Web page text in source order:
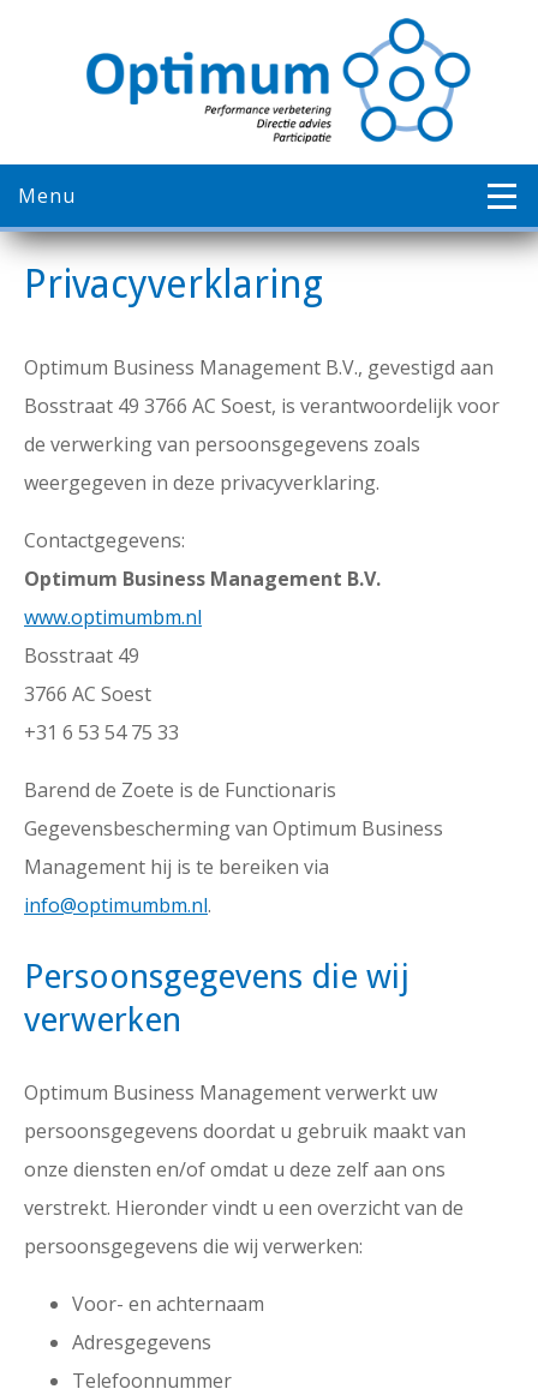
Menu
Privacyverklaring
Optimum Business Management B.V., gevestigd aan
Bosstraat 49 3766 AC Soest, is verantwoordelijk voor
de verwerking van persoonsgegevens zoals
weergegeven in deze privacyverklaring.
Contactgegevens:
Optimum Business Management B.V.
www.optimumbm.nl
Bosstraat 49
3766 AC Soest
+31 6 53 54 75 33
Barend de Zoete is de Functionaris
Gegevensbescherming van Optimum Business
Management hij is te bereiken via
info@optimumbm.nl.
Persoonsgegevens die wij
verwerken
Optimum Business Management verwerkt uw
persoonsgegevens doordat u gebruik maakt van
onze diensten en/of omdat u deze zelf aan ons
verstrekt. Hieronder vindt u een overzicht van de
persoonsgegevens die wij verwerken:
Voor- en achternaam
Adresgegevens
Telefoonnummer